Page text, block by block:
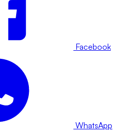
Facebook
WhatsApp